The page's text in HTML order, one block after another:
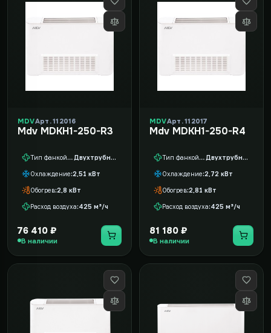
MDVАрт. 112016
Mdv MDKH1-250-R3
Тип фанкойла Двухтрубный
Охлаждение 2,51 кВт
Обогрев 2,8 кВт
Расход воздуха 425 м³/ч
76 410 ₽
В наличии
MDVАрт. 112017
Mdv MDKH1-250-R4
Тип фанкойла Двухтрубный
Охлаждение 2,72 кВт
Обогрев 2,81 кВт
Расход воздуха 425 м³/ч
81 180 ₽
В наличии